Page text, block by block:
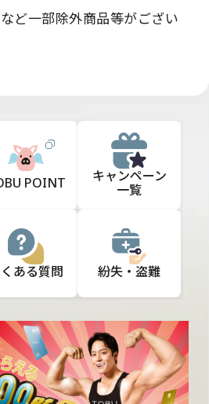
与ポイントを加算。最大で
ど一部除外商品等がござい
らにおトクに。
POINT
キャンペーン
一覧
ある質問 紛失・盗難